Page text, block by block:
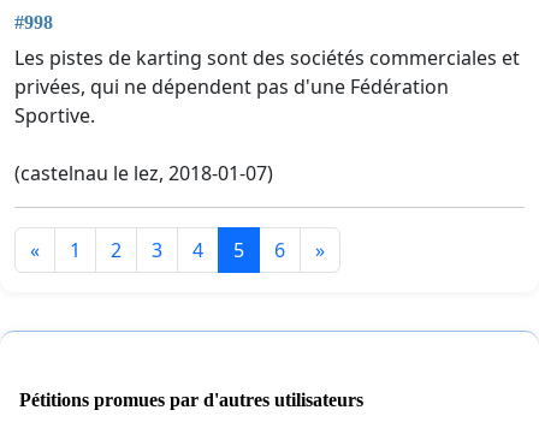
#998
Les pistes de karting sont des sociétés commerciales et
privées, qui ne dépendent pas d'une Fédération
Sportive.
(castelnau le lez, 2018-01-07)
« 1 2 3 4 5 6 »
Pétitions promues par d'autres utilisateurs